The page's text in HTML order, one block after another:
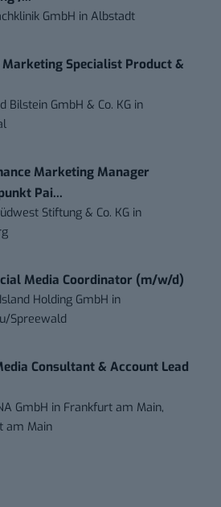
GmbH inAlbstadt
Marketing Specialist Product &
Bilstein GmbH & Co. KG in
Marketing Manager
Pai...
Stiftung & Co. KG in
Media Coordinator (m/w/d)
Holding GmbH in
Spreewald
Consultant & Account Lead
GmbH in Frankfurt am Main,
am Main